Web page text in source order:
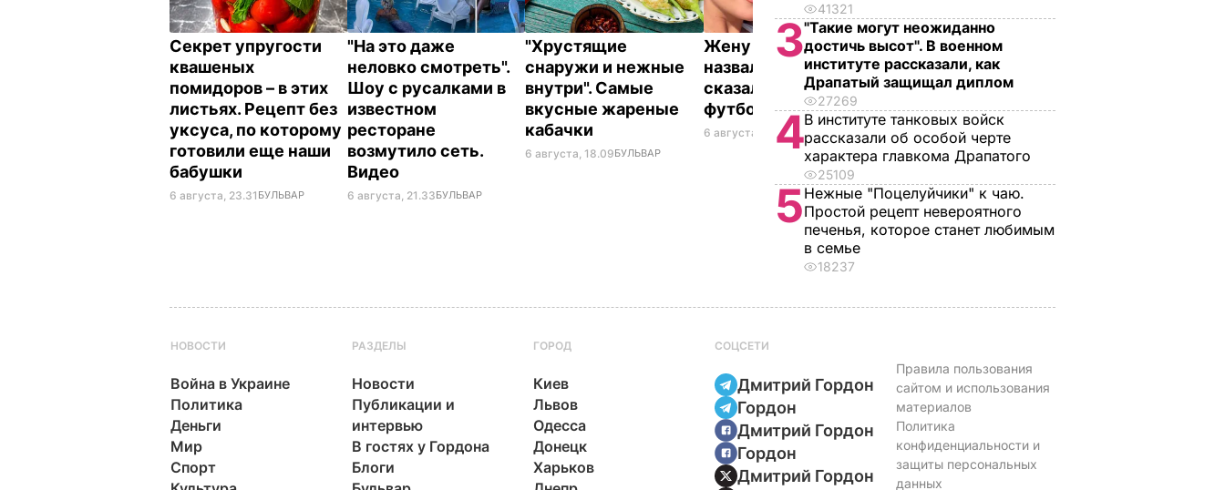
Секрет упругости
квашеных
помидоров – в этих
листьях. Рецепт без
уксуса, по которому
готовили еще наши
бабушки
6 августа, 23.31 БУЛЬВАР
"На это даже
неловко смотреть".
Шоу с русалками в
известном
ресторане
возмутило сеть.
Видео
6 августа, 21.33БУЛЬВАР
"Хрустящие
снаружи и нежные
внутри". Самые
вкусные жареные
кабачки
6 августа, 18.09БУЛЬВАР
Жену Роналду
назвали толстой. Что
сказал ее обидчикам
футболист
6 августа, 17.50БУЛЬВАР
Платежки станут
меньше –
действенные
советы "без воды",
как не
переплачивать за
6 августа, 17.17БУЛЬВАР
41321
3"Такие могут неожиданно
достичь высот". В военном
институте рассказали, как
Драпатый защищал диплом
27269
4В институте танковых войск
рассказали об особой черте
характера главкома Драпатого
25109
5Нежные "Поцелуйчики" к чаю.
Простой рецепт невероятного
печенья, которое станет любимым
в семье
18237
НОВОСТИ
Война в Украине
Политика
Деньги
Мир
Спорт
РАЗДЕЛЫ
Новости
Публикации и
интервью
В гостях у Гордона
Блоги
ГОРОД
Киев
Львов
Одесса
Донецк
Харьков
СОЦСЕТИ
Дмитрий Гордон
Гордон
Дмитрий Гордон
Гордон
Дмитрий Гордон
Правила пользования
сайтом и использования
материалов
Политика
конфиденциальности и
защиты персональных
данных